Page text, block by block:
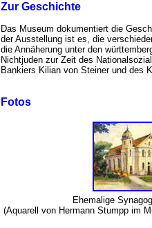
Zur Geschichte
Das Museum dokumentiert die
der Ausstellung ist es, die
die Annäherung unter den
Nichtjuden zur Zeit des
Bankiers Kilian von Steiner und
Fotos
Ehemalige
(Aquarell von Hermann Stumpp im